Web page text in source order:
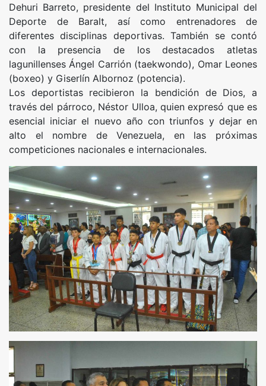
Dehuri Barreto, presidente del Instituto Municipal del
Deporte de Baralt, así como entrenadores de
diferentes disciplinas deportivas. También se contó
con la presencia de los destacados atletas
lagunillenses Ángel Carrión (taekwondo), Omar Leones
(boxeo) y Giserlín Albornoz (potencia).
Los deportistas recibieron la bendición de Dios, a
través del párroco, Néstor Ulloa, quien expresó que es
esencial iniciar el nuevo año con triunfos y dejar en
alto el nombre de Venezuela, en las próximas
competiciones nacionales e internacionales.